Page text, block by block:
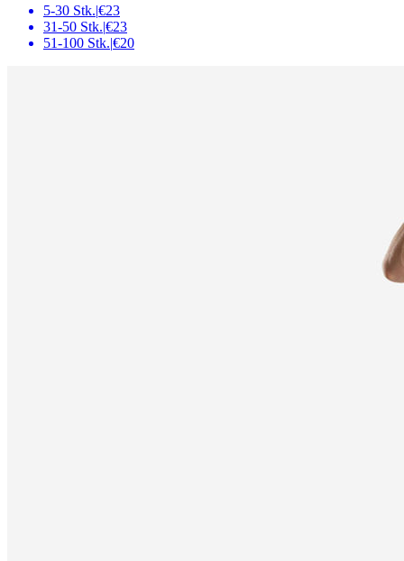
5-30 Stk.|€23
31-50 Stk.|€23
51-100 Stk.|€20